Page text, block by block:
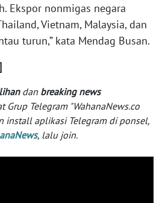
Ekspor nonmigas negara
Vietnam, Malaysia, dan
turun,” kata Mendag Busan.
dan breaking news
Grup Telegram "WahanaNews.co
install aplikasi Telegram di ponsel,
, lalu join.